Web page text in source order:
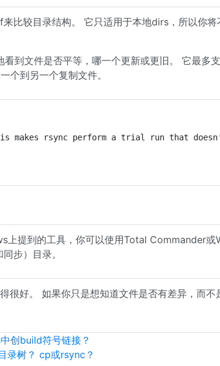
比较目录结构。 它只适用于本地dirs，所以你将
看到文件是否平等，哪一个更新或更旧。 它最多
个到另一个复制文件。
makes rsync perform a trial run that
上提到的工具，你可以使用Total Commander或
步）目录。
很好。 如果你只是想知道文件是否有差异，而
创build符号链接？
录树？ cp或rsync？